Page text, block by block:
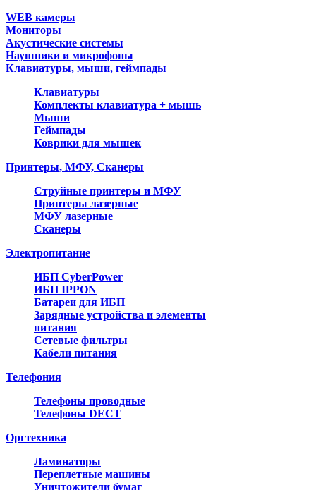
WEB камеры
Мониторы
Акустические системы
Наушники и микрофоны
Клавиатуры, мыши, геймпады
Клавиатуры
Комплекты клавиатура + мышь
Мыши
Геймпады
Коврики для мышек
Принтеры, МФУ, Сканеры
Струйные принтеры и МФУ
Принтеры лазерные
МФУ лазерные
Сканеры
Электропитание
ИБП CyberPower
ИБП IPPON
Батареи для ИБП
Зарядные устройства и элементы
питания
Сетевые фильтры
Кабели питания
Телефония
Телефоны проводные
Телефоны DECT
Оргтехника
Ламинаторы
Переплетные машины
Уничтожители бумаг